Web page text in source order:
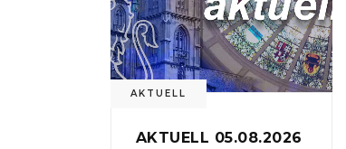
AKTUELL
AKTUELL 05.08.2026